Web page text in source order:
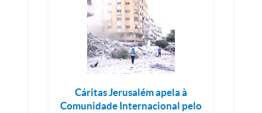
Cáritas Jerusalém apela à
Comunidade Internacional pelo